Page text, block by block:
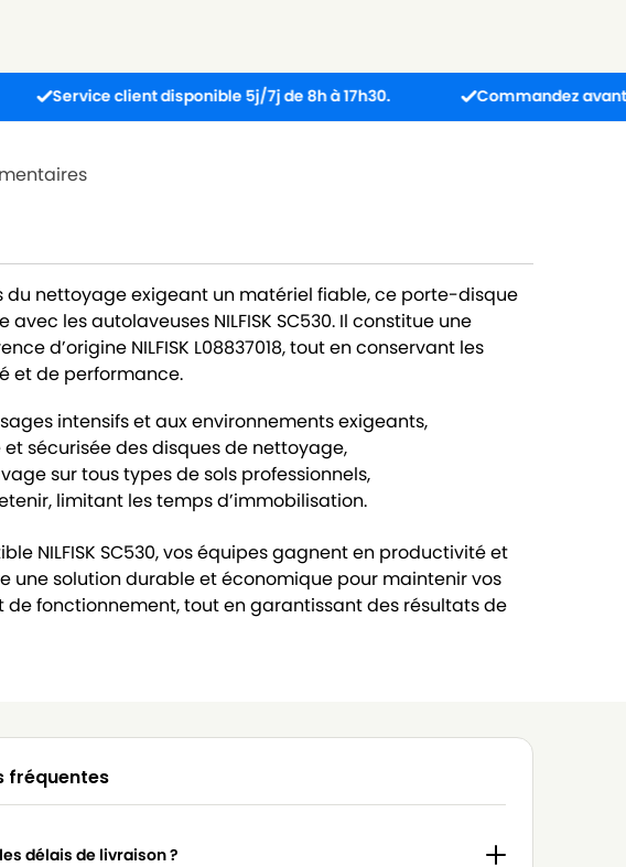
client disponible 5j/7j de 8h à 17h30. Commandez avant 13h :
du nettoyage exigeant un matériel fiable, ce porte-disque
les autolaveuses NILFISK SC530. Il constitue une
d’origine NILFISK L08837018, tout en conservant les
et de performance.
intensifs et aux environnements exigeants,
sécurisée des disques de nettoyage,
sur tous types de sols professionnels,
limitant les temps d’immobilisation.
NILFISK SC530, vos équipes gagnent en productivité et
une solution durable et économique pour maintenir vos
fonctionnement, tout en garantissant des résultats de
fréquentes
délais de livraison ?